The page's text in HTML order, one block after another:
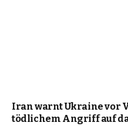
Iran warnt Ukraine vor
tödlichem Angriff auf